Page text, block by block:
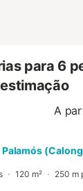
para 6
A
Palamós
120 m² 250 m